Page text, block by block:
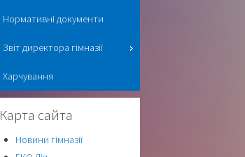
Нормативні документи
Звіт директора гімназії
Харчування
Карта сайта
Новини гімназії